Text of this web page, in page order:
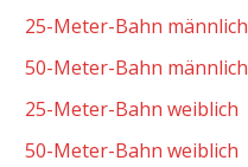
25-Meter-Bahn männlich
50-Meter-Bahn männlich
25-Meter-Bahn weiblich
50-Meter-Bahn weiblich